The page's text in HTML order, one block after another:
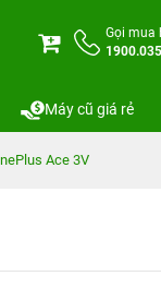
Gọi mua
Máy cũ giá rẻ
Ace 3V